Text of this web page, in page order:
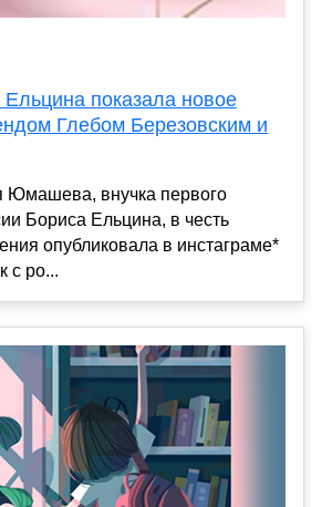
показала новое
Глебом Березовским и
Юмашева, внучка первого
Бориса Ельцина, в честь
опубликовала в инстаграме*
с ро...